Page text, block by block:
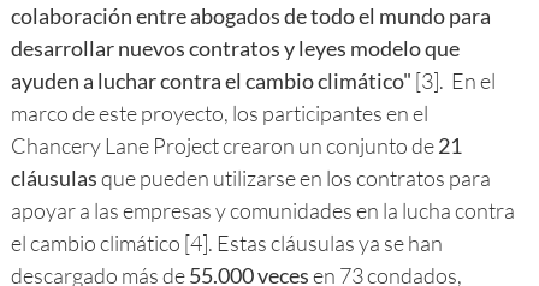
colaboración entre abogados de todo el mundo para
desarrollar nuevos contratos y leyes modelo que
ayuden a luchar contra el cambio climático" [3]. En el
marco de este proyecto, los participantes en el
Chancery Lane Project crearon un conjunto de21
cláusulasque pueden utilizarse en los contratos para
apoyar a las empresas y comunidades en la lucha contra
el cambio climático [4]. Estas cláusulas ya se han
descargado más de55.000 vecesen 73 condados,